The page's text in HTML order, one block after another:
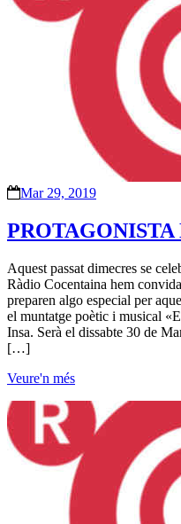
Mar 29, 2019
PROTAGONISTA
Aquest passat dimecres se
Ràdio Cocentaina hem
preparen algo especial per
el muntatge poètic i musical
Insa. Serà el dissabte 30 de
[…]
Veure'n més